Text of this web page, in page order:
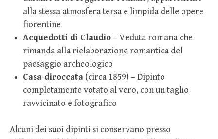
alla stessa atmosfera tersa e limpida delle opere
fiorentine
Acquedotti di Claudio– Veduta romana che
rimanda alla rielaborazione romantica del
paesaggio archeologico
Casa diroccata (circa 1859) – Dipinto
completamente votato al vero, con un taglio
ravvicinato e fotografico
Alcuni dei suoi dipinti si conservano presso